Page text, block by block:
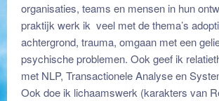
organisaties, teams en mensen in hun
praktijk werk ik veel met de thema’s
achtergrond, trauma, omgaan met een
psychische problemen. Ook geef ik
met NLP, Transactionele Analyse en
Ook doe ik lichaamswerk (karakters van